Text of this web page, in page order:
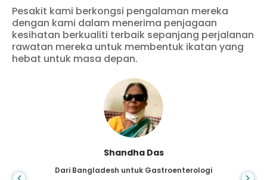
Pesakit kami berkongsi pengalaman mereka
dengan kami dalam menerima penjagaan
kesihatan berkualiti terbaik sepanjang perjalanan
rawatan mereka untuk membentuk ikatan yang
hebat untuk masa depan.
Shandha Das
Dari Bangladesh untuk Gastroenterologi